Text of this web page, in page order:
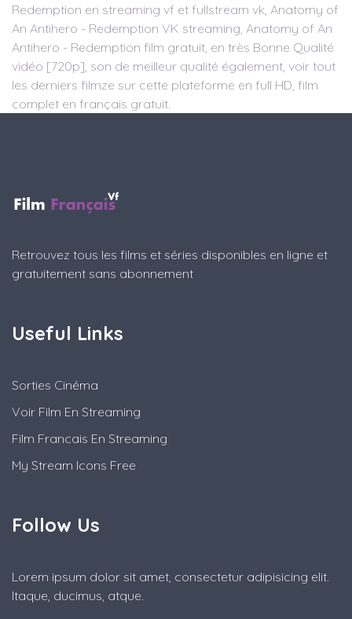
Redemption en streaming vf et fullstream vk, Anatomy of
An Antihero - Redemption VK streaming, Anatomy of An
Antihero - Redemption film gratuit, en très Bonne Qualité
vidéo [720p], son de meilleur qualité également, voir tout
les derniers filmze sur cette plateforme en full HD, film
complet en français gratuit.
Retrouvez tous les films et séries disponibles en ligne et
gratuitement sans abonnement
Useful Links
Sorties Cinéma
Voir Film En Streaming
Film Francais En Streaming
My Stream Icons Free
Follow Us
Lorem ipsum dolor sit amet, consectetur adipisicing elit.
Itaque, ducimus, atque.